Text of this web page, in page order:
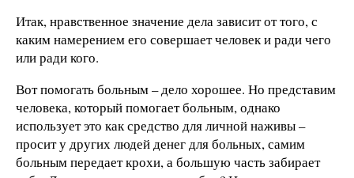
Итак, нравственное значение дела зависит от того, с
каким намерением его совершает человек и ради чего
или ради кого.
Вот помогать больным – дело хорошее. Но представим
человека, который помогает больным, однако
использует это как средство для личной наживы –
просит у других людей денег для больных, самим
больным передает крохи, а большую часть забирает